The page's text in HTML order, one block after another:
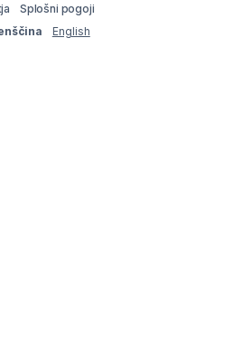
Splošni pogoji
English